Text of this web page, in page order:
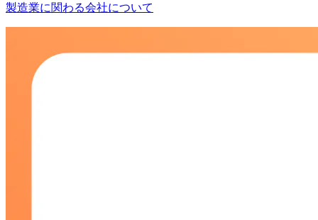
製造業に関わる会社について